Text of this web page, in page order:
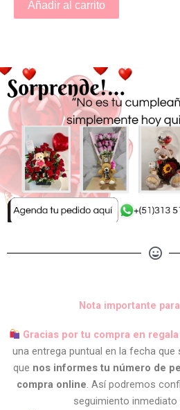
Añadir al carrito
Nota importante
Gracias por tu compra en
una entrega puntual en la fecha
que nos informes tu número de
compra online. Así podremos
seguimiento inmediato